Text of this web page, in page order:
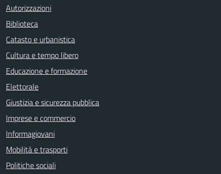
Autorizzazioni
Biblioteca
Catasto e urbanistica
Cultura e tempo libero
Educazione e formazione
Elettorale
Giustizia e sicurezza pubblica
Imprese e commercio
Informagiovani
Mobilità e trasporti
Politiche sociali